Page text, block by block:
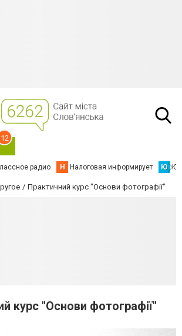
12
радио Н Налоговая информирует Ю
Практичний курс "Основи фотографії"
курс "Основи фотографії"